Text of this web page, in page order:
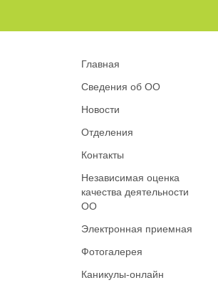
Главная
Сведения об ОО
Новости
Отделения
Контакты
Независимая оценка
качества деятельности
ОО
Электронная приемная
Фотогалерея
Каникулы-онлайн